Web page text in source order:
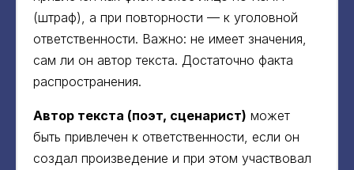
(штраф), а при повторности — к уголовной
ответственности. Важно: не имеет значения,
сам ли он автор текста. Достаточно факта
распространения.
Автор текста (поэт, сценарист) может
быть привлечен к ответственности, если он
создал произведение и при этом участвовал